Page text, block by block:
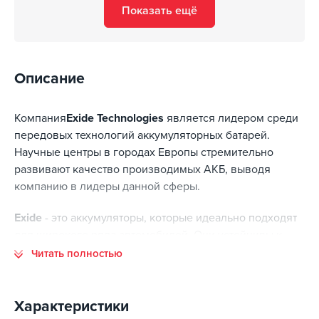
Показать ещё
Описание
КомпанияExide Technologies является лидером среди
передовых технологий аккумуляторных батарей.
Научные центры в городах Европы стремительно
развивают качество производимых АКБ, выводя
компанию в лидеры данной сферы.
Exide - это аккумуляторы, которые идеально подходят
вибрации и имеют высокую пусковую мощность, а
хорошо такой аккумулятор подойдет для автомобилей,
Читать полностью
Характеристики